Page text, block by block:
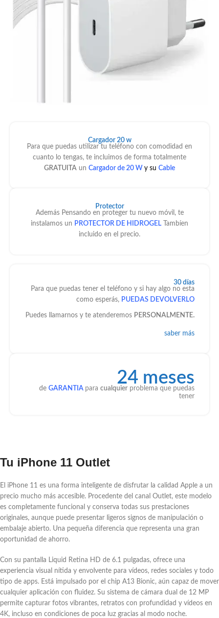
Cargador 20 w
Para que puedas utilizar tu teléfono con comodidad en
cuanto lo tengas, te incluimos de forma totalmente
GRATUITA un Cargador de 20 W y su Cable
Protector
Además Pensando en proteger tu nuevo móvil, te
instalamos un PROTECTOR DE HIDROGEL Tambíen
incluido en el precio.
30 días
Para que puedas tener el teléfono y si hay algo no esta
como esperás, PUEDAS DEVOLVERLO
Puedes llamarnos y te atenderemos PERSONALMENTE.
saber más
24 meses
de GARANTIA para cualquier problema que puedas
tener
Tu iPhone 11 Outlet
El iPhone 11 es una forma inteligente de disfrutar la calidad Apple a un
precio mucho más accesible. Procedente del canal Outlet, este modelo
es completamente funcional y conserva todas sus prestaciones
originales, aunque puede presentar ligeros signos de manipulación o
embalaje abierto. Una pequeña diferencia que representa una gran
oportunidad de ahorro.
Con su pantalla Liquid Retina HD de 6.1 pulgadas, ofrece una
experiencia visual nítida y envolvente para vídeos, redes sociales y todo
tipo de apps. Está impulsado por el chip A13 Bionic, aún capaz de mover
cualquier aplicación con fluidez. Su sistema de cámara dual de 12 MP
permite capturar fotos vibrantes, retratos con profundidad y vídeos en
4K, incluso en condiciones de poca luz gracias al modo noche.